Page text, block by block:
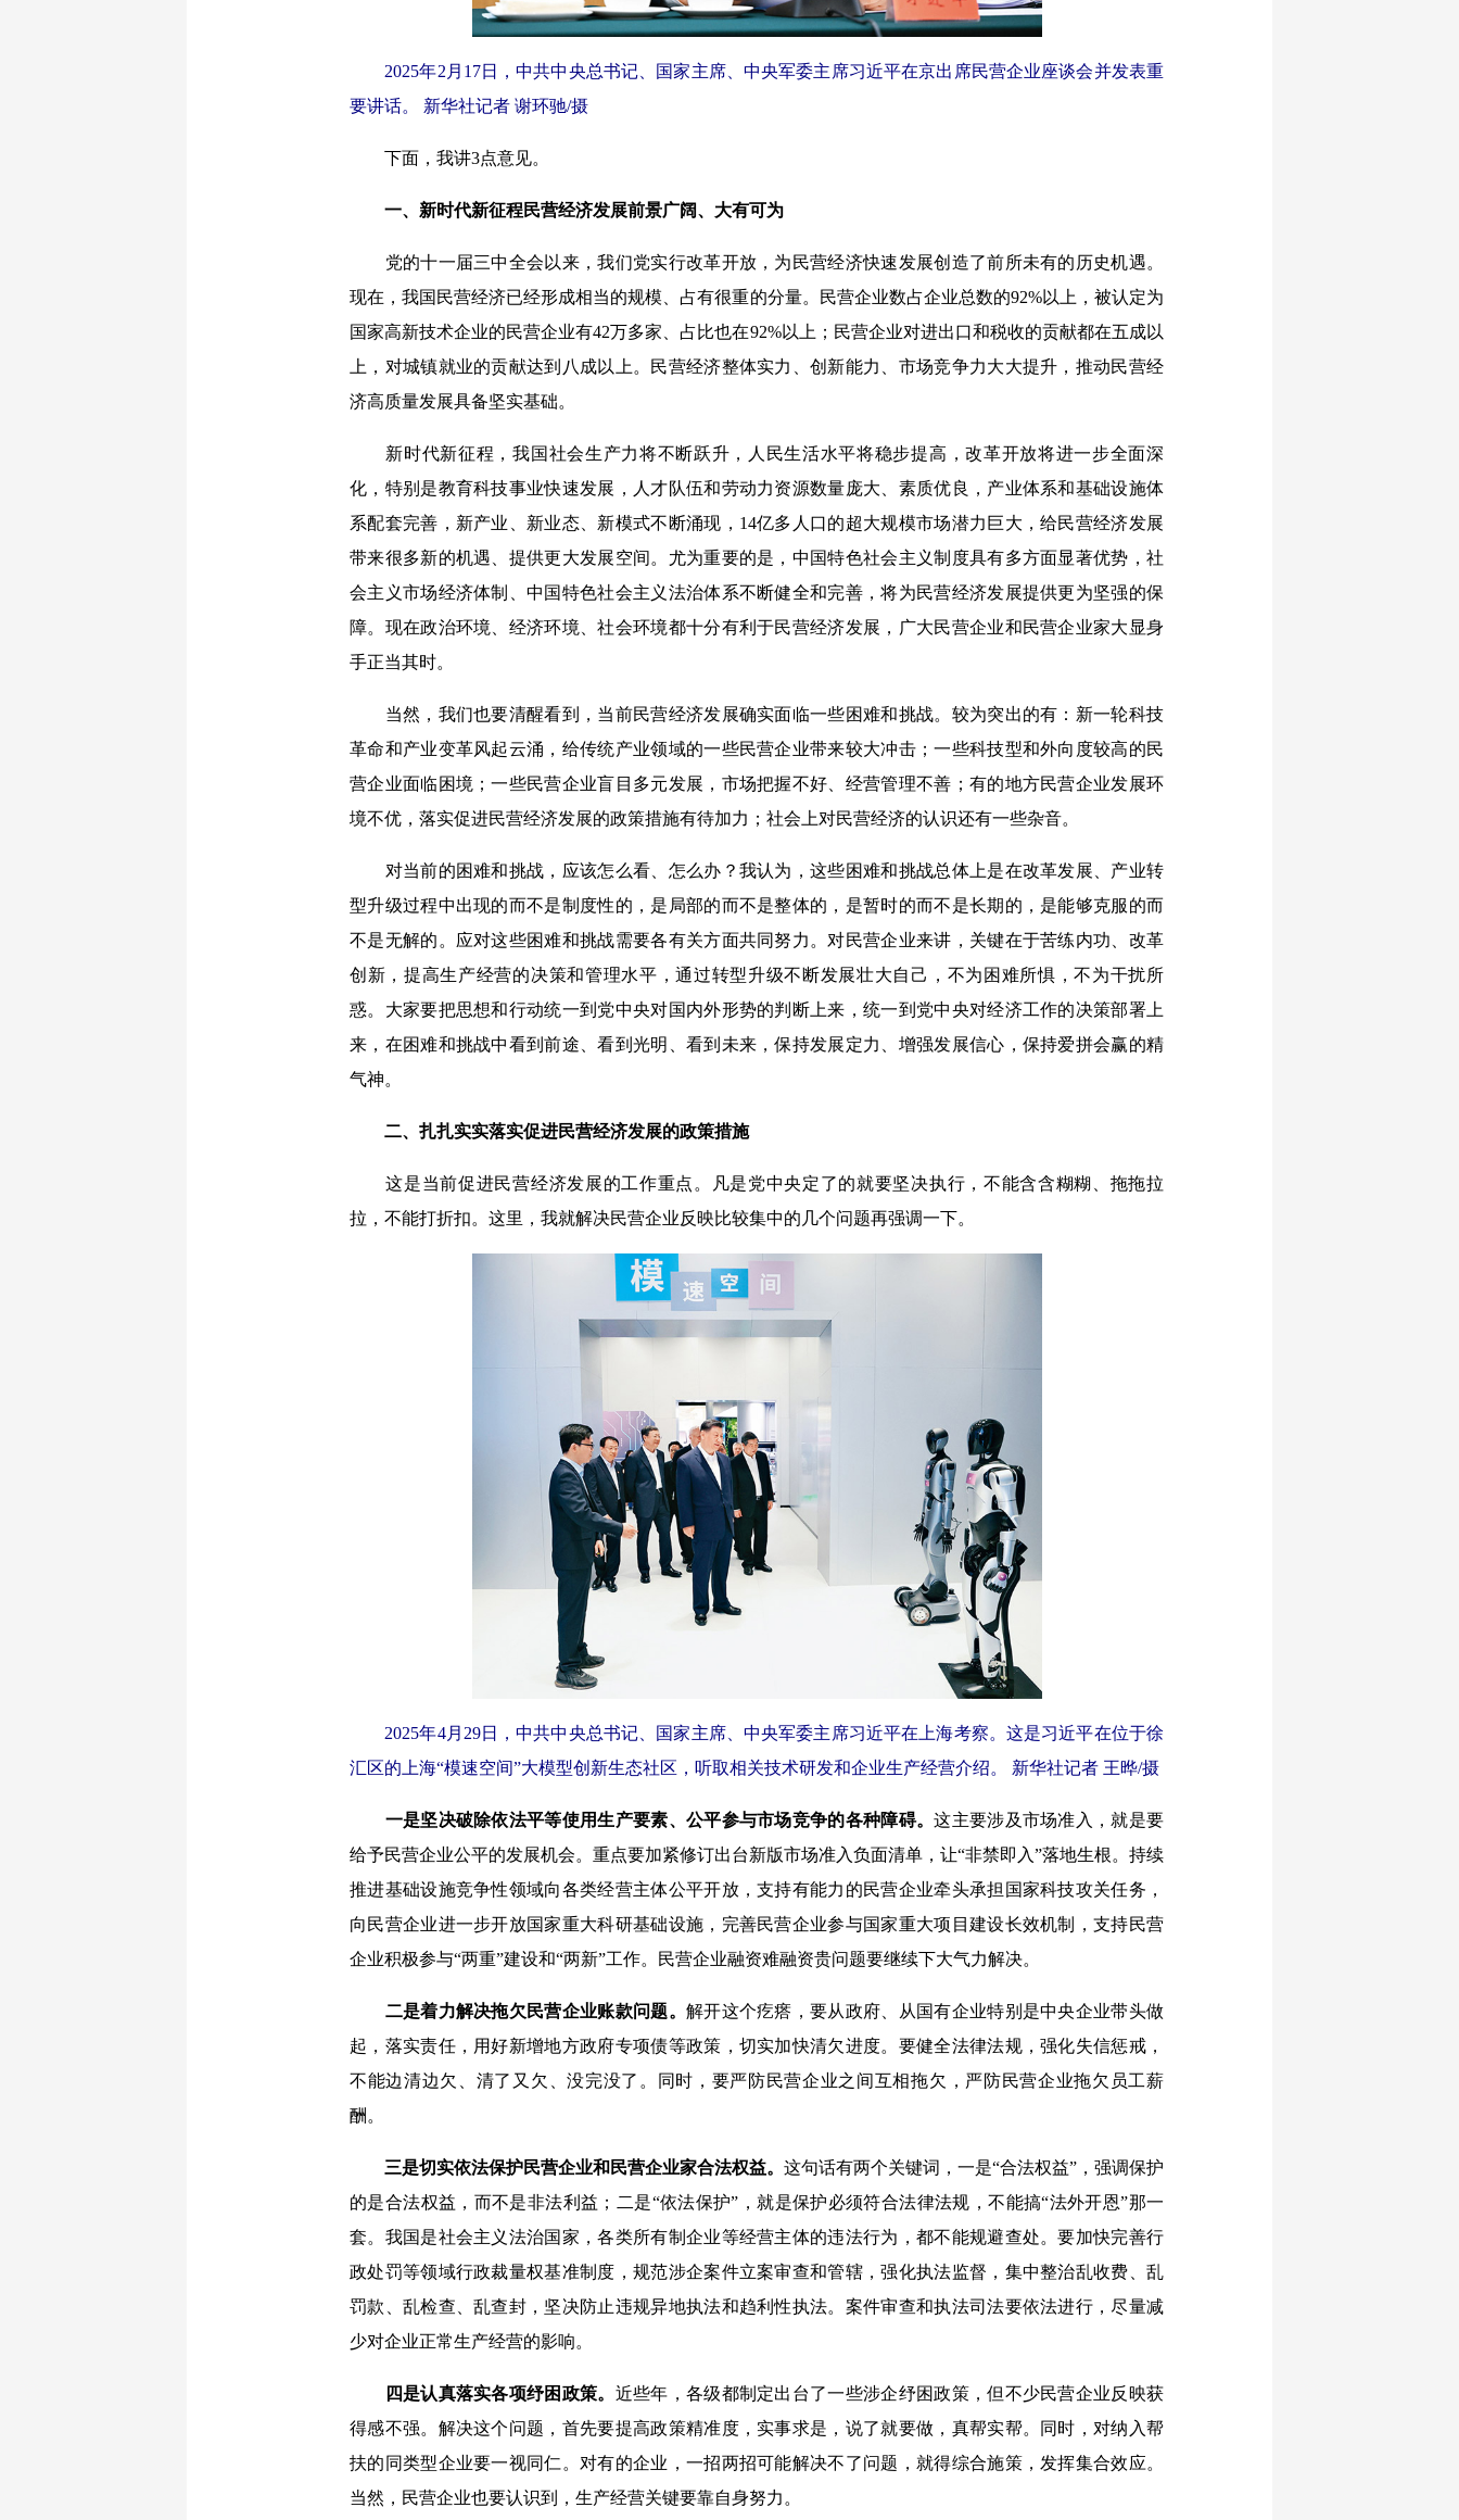
2025年2月17日，中共中央总书记、国家主席、中央军委主席习近平在京出席民营企业座谈会并发表重
要讲话。 新华社记者 谢环驰/摄
下面，我讲3点意见。
一、新时代新征程民营经济发展前景广阔、大有可为
党的十一届三中全会以来，我们党实行改革开放，为民营经济快速发展创造了前所未有的历史机遇。
现在，我国民营经济已经形成相当的规模、占有很重的分量。民营企业数占企业总数的92%以上，被认定为
国家高新技术企业的民营企业有42万多家、占比也在92%以上；民营企业对进出口和税收的贡献都在五成以
上，对城镇就业的贡献达到八成以上。民营经济整体实力、创新能力、市场竞争力大大提升，推动民营经
济高质量发展具备坚实基础。
新时代新征程，我国社会生产力将不断跃升，人民生活水平将稳步提高，改革开放将进一步全面深
化，特别是教育科技事业快速发展，人才队伍和劳动力资源数量庞大、素质优良，产业体系和基础设施体
系配套完善，新产业、新业态、新模式不断涌现，14亿多人口的超大规模市场潜力巨大，给民营经济发展
带来很多新的机遇、提供更大发展空间。尤为重要的是，中国特色社会主义制度具有多方面显著优势，社
会主义市场经济体制、中国特色社会主义法治体系不断健全和完善，将为民营经济发展提供更为坚强的保
障。现在政治环境、经济环境、社会环境都十分有利于民营经济发展，广大民营企业和民营企业家大显身
手正当其时。
当然，我们也要清醒看到，当前民营经济发展确实面临一些困难和挑战。较为突出的有：新一轮科技
革命和产业变革风起云涌，给传统产业领域的一些民营企业带来较大冲击；一些科技型和外向度较高的民
营企业面临困境；一些民营企业盲目多元发展，市场把握不好、经营管理不善；有的地方民营企业发展环
境不优，落实促进民营经济发展的政策措施有待加力；社会上对民营经济的认识还有一些杂音。
对当前的困难和挑战，应该怎么看、怎么办？我认为，这些困难和挑战总体上是在改革发展、产业转
型升级过程中出现的而不是制度性的，是局部的而不是整体的，是暂时的而不是长期的，是能够克服的而
不是无解的。应对这些困难和挑战需要各有关方面共同努力。对民营企业来讲，关键在于苦练内功、改革
创新，提高生产经营的决策和管理水平，通过转型升级不断发展壮大自己，不为困难所惧，不为干扰所
惑。大家要把思想和行动统一到党中央对国内外形势的判断上来，统一到党中央对经济工作的决策部署上
来，在困难和挑战中看到前途、看到光明、看到未来，保持发展定力、增强发展信心，保持爱拼会赢的精
气神。
二、扎扎实实落实促进民营经济发展的政策措施
这是当前促进民营经济发展的工作重点。凡是党中央定了的就要坚决执行，不能含含糊糊、拖拖拉
拉，不能打折扣。这里，我就解决民营企业反映比较集中的几个问题再强调一下。
2025年4月29日，中共中央总书记、国家主席、中央军委主席习近平在上海考察。这是习近平在位于徐
汇区的上海“模速空间”大模型创新生态社区，听取相关技术研发和企业生产经营介绍。 新华社记者 王晔/摄
一是坚决破除依法平等使用生产要素、公平参与市场竞争的各种障碍。这主要涉及市场准入，就是要
给予民营企业公平的发展机会。重点要加紧修订出台新版市场准入负面清单，让“非禁即入”落地生根。持续
推进基础设施竞争性领域向各类经营主体公平开放，支持有能力的民营企业牵头承担国家科技攻关任务，
向民营企业进一步开放国家重大科研基础设施，完善民营企业参与国家重大项目建设长效机制，支持民营
企业积极参与“两重”建设和“两新”工作。民营企业融资难融资贵问题要继续下大气力解决。
二是着力解决拖欠民营企业账款问题。 解开这个疙瘩，要从政府、从国有企业特别是中央企业带头做
起，落实责任，用好新增地方政府专项债等政策，切实加快清欠进度。要健全法律法规，强化失信惩戒，
不能边清边欠、清了又欠、没完没了。同时，要严防民营企业之间互相拖欠，严防民营企业拖欠员工薪
酬。
三是切实依法保护民营企业和民营企业家合法权益。 这句话有两个关键词，一是“合法权益”，强调保护
的是合法权益，而不是非法利益；二是“依法保护”，就是保护必须符合法律法规，不能搞“法外开恩”那一
套。我国是社会主义法治国家，各类所有制企业等经营主体的违法行为，都不能规避查处。要加快完善行
政处罚等领域行政裁量权基准制度，规范涉企案件立案审查和管辖，强化执法监督，集中整治乱收费、乱
罚款、乱检查、乱查封，坚决防止违规异地执法和趋利性执法。案件审查和执法司法要依法进行，尽量减
少对企业正常生产经营的影响。
四是认真落实各项纾困政策。 近些年，各级都制定出台了一些涉企纾困政策，但不少民营企业反映获
得感不强。解决这个问题，首先要提高政策精准度，实事求是，说了就要做，真帮实帮。同时，对纳入帮
扶的同类型企业要一视同仁。对有的企业，一招两招可能解决不了问题，就得综合施策，发挥集合效应。
当然，民营企业也要认识到，生产经营关键要靠自身努力。